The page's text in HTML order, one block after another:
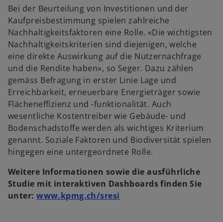
Bei der Beurteilung von Investitionen und der
Kaufpreisbestimmung spielen zahlreiche
Nachhaltigkeitsfaktoren eine Rolle. «Die wichtigsten
Nachhaltigkeitskriterien sind diejenigen, welche
eine direkte Auswirkung auf die Nutzernachfrage
und die Rendite haben», so Seger. Dazu zählen
gemäss Befragung in erster Linie Lage und
Erreichbarkeit, erneuerbare Energieträger sowie
Flächeneffizienz und -funktionalität. Auch
wesentliche Kostentreiber wie Gebäude- und
Bodenschadstoffe werden als wichtiges Kriterium
genannt. Soziale Faktoren und Biodiversität spielen
hingegen eine untergeordnete Rolle.
Weitere Informationen sowie die ausführliche
Studie mit interaktiven Dashboards finden Sie
unter:www.kpmg.ch/sresi